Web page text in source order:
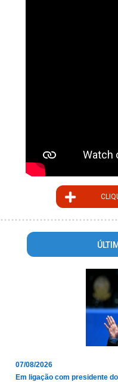
07/08/2026
Em ligação com presidente